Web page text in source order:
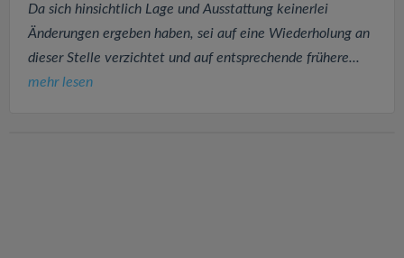
Da sich hinsichtlich Lage und Ausstattung keinerlei
Änderungen ergeben haben, sei auf eine Wiederholung an
dieser Stelle verzichtet und auf entsprechende frühere...
mehr lesen